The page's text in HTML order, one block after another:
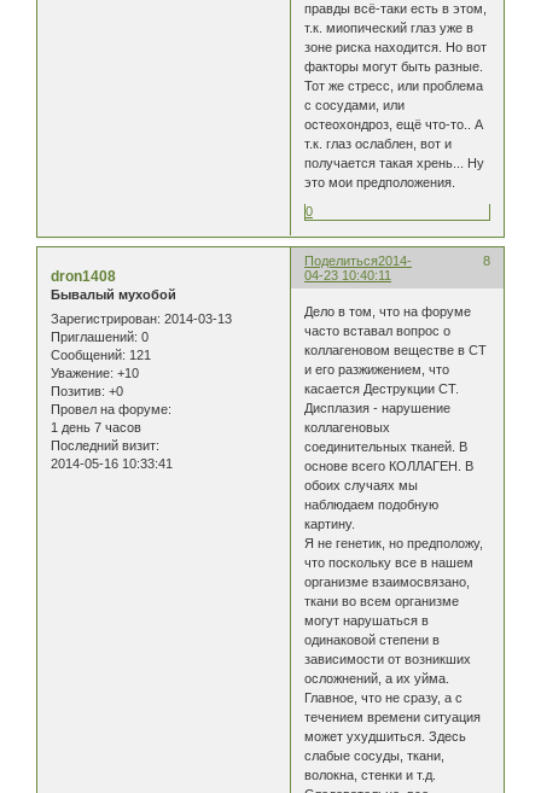
правды всё-таки есть в этом,
т.к. миопический глаз уже в
зоне риска находится. Но вот
факторы могут быть разные.
Тот же стресс, или проблема
с сосудами, или
остеохондроз, ещё что-то.. А
т.к. глаз ослаблен, вот и
получается такая хрень... Ну
это мои предположения.
0
Поделиться 8
2014-
04-23 10:40:11
dron1408
Бывалый мухобой
Зарегистрирован: 2014-03-13
Приглашений: 0
Сообщений: 121
Уважение: +10
Позитив: +0
Провел на форуме:
1 день 7 часов
Последний визит:
2014-05-16 10:33:41
Дело в том, что на форуме
часто вставал вопрос о
коллагеновом веществе в СТ
и его разжижением, что
касается Деструкции СТ.
Дисплазия - нарушение
коллагеновых
соединительных тканей. В
основе всего КОЛЛАГЕН. В
обоих случаях мы
наблюдаем подобную
картину.
Я не генетик, но предположу,
что поскольку все в нашем
организме взаимосвязано,
ткани во всем организме
могут нарушаться в
одинаковой степени в
зависимости от возникших
осложнений, а их уйма.
Главное, что не сразу, а с
течением времени ситуация
может ухудшиться. Здесь
слабые сосуды, ткани,
волокна, стенки и т.д.